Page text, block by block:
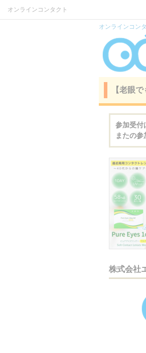
オンラインコンタクト
オンラインコン
【老眼
参加受付
またの参
株式会社